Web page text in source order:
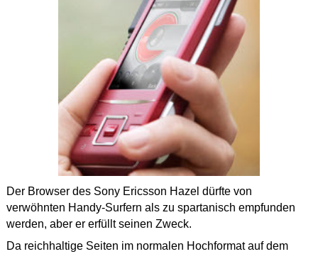
Der Browser des Sony Ericsson Hazel dürfte von
verwöhnten Handy-Surfern als zu spartanisch empfunden
werden, aber er erfüllt seinen Zweck.
Da reichhaltige Seiten im normalen Hochformat auf dem